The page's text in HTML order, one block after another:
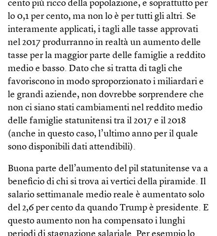
cento più ricco della popolazione, e soprattutto per
lo 0,1 per cento, ma non lo è per tutti gli altri. Se
interamente applicati, i tagli alle tasse approvati
nel 2017 produrranno in realtà un aumento delle
tasse per la maggior parte delle famiglie a reddito
medio e basso. Dato che si tratta di tagli che
favoriscono in modo sproporzionato i miliardari e
le grandi aziende, non dovrebbe sorprendere che
non ci siano stati cambiamenti nel reddito medio
delle famiglie statunitensi tra il 2017 e il 2018
(anche in questo caso, l’ultimo anno per il quale
sono disponibili dati attendibili).
Buona parte dell’aumento del pil statunitense va a
beneficio di chi si trova ai vertici della piramide. Il
salario settimanale medio reale è aumentato solo
del 2,6 per cento da quando Trump è presidente. E
questo aumento non ha compensato i lunghi